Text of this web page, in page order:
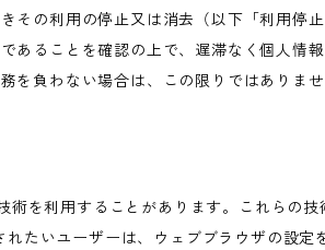
その利用の停止又は消去（以下「利用停
あることを確認の上で、遅滞なく個人情
負わない場合は、この限りではありませ
術を利用することがあります。これらの
たいユーザーは、ウェブブラウザの設